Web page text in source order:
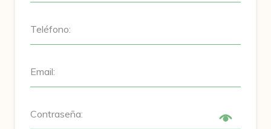
Teléfono:
Email:
Contraseña: